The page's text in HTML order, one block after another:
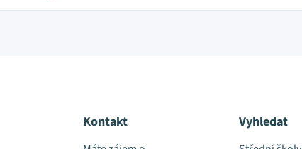
Kontakt Vyhledat